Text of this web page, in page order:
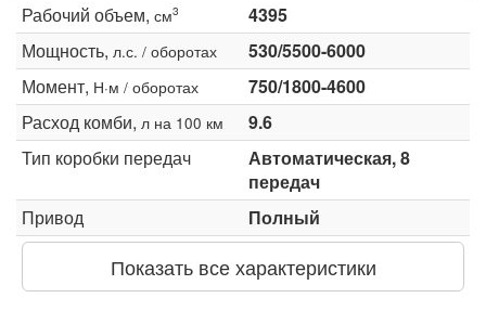
Рабочий объем, см3
4395
Мощность, л.с. / оборотах
530/5500-6000
Момент, Н·м / оборотах
750/1800-4600
Расход комби, л на 100 км
9.6
Тип коробки передач
Автоматическая, 8
передач
Привод
Полный
Показать все характеристики